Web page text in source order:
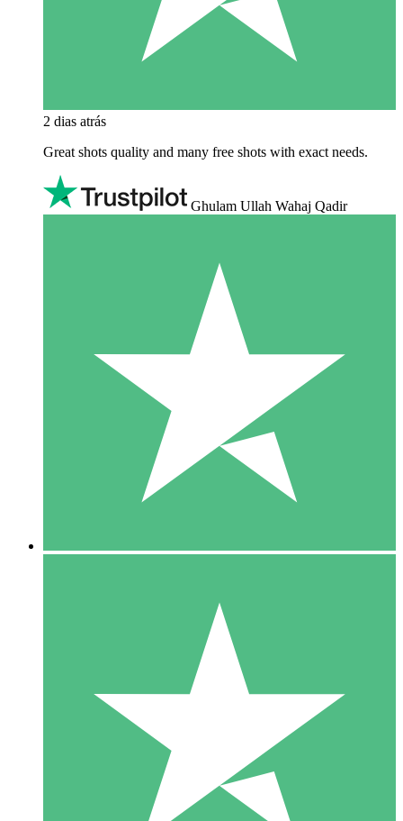
2 dias atrás
Great shots quality and many free shots with exact needs.
Ghulam Ullah Wahaj Qadir